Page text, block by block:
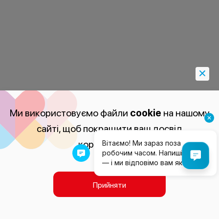
Ми використовуємо файли cookie на нашому
сайті, щоб покращити ваш досвід
користування.
Прийняти